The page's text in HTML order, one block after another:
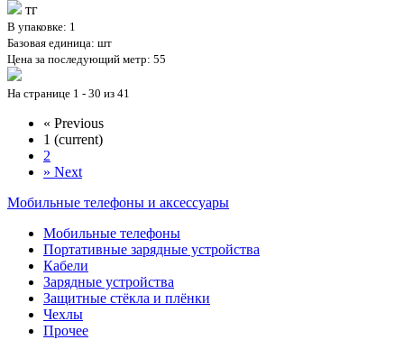
тг
В упаковке: 1
Базовая единица: шт
Цена за последующий метр: 55
На странице 1 - 30 из 41
« Previous
1 (current)
2
» Next
Мобильные телефоны и аксессуары
Мобильные телефоны
Портативные зарядные устройства
Кабели
Зарядные устройства
Защитные стёкла и плёнки
Чехлы
Прочее